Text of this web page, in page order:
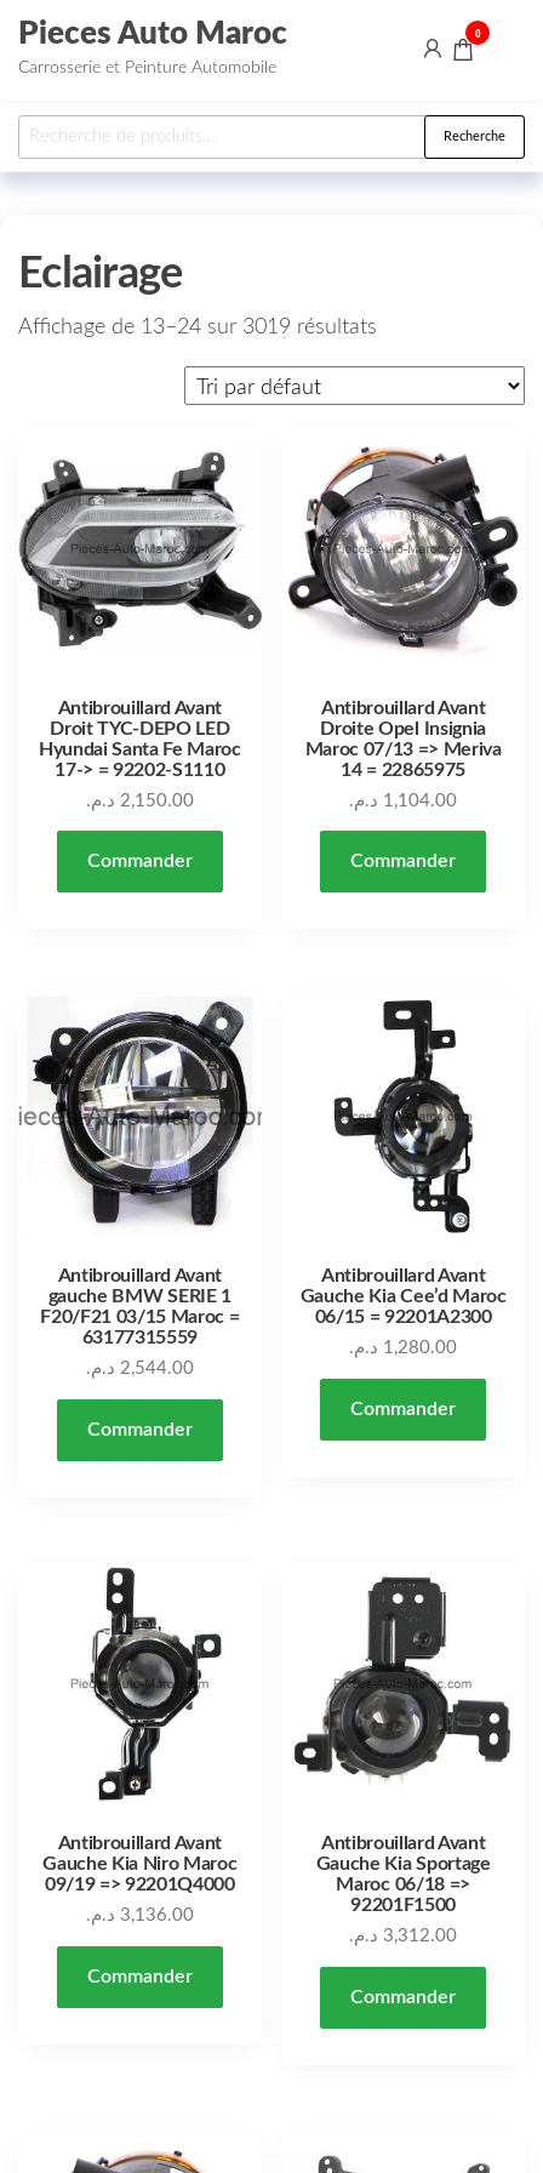
Aller au contenu
Pieces Auto Maroc
Carrosserie et Peinture Automobile
0
Recherche pour : Recherche
Eclairage
Affichage de 13–24 sur 3019 résultats
Antibrouillard Avant
Droit TYC-DEPO LED
Hyundai Santa Fe Maroc
17-> = 92202-S1110
2,150.00 د.م.
Commander
Antibrouillard Avant
Droite Opel Insignia
Maroc 07/13 => Meriva
14 = 22865975
1,104.00 د.م.
Commander
Antibrouillard Avant
gauche BMW SERIE 1
F20/F21 03/15 Maroc =
63177315559
2,544.00 د.م.
Commander
Antibrouillard Avant
Gauche Kia Cee’d Maroc
06/15 = 92201A2300
1,280.00 د.م.
Commander
Antibrouillard Avant
Gauche Kia Niro Maroc
09/19 => 92201Q4000
3,136.00 د.م.
Commander
Antibrouillard Avant
Gauche Kia Sportage
Maroc 06/18 =>
92201F1500
3,312.00 د.م.
Commander